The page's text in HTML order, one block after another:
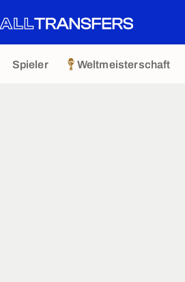
Spieler Weltmeisterschaft